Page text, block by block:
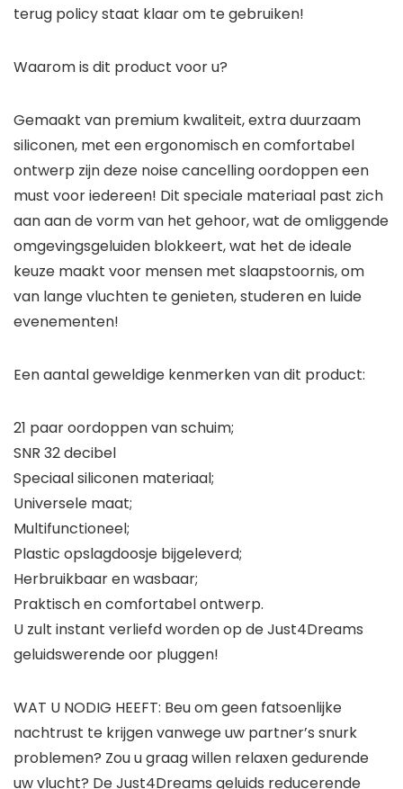
terug policy staat klaar om te gebruiken!
Waarom is dit product voor u?
Gemaakt van premium kwaliteit, extra duurzaam
siliconen, met een ergonomisch en comfortabel
ontwerp zijn deze noise cancelling oordoppen een
must voor iedereen! Dit speciale materiaal past zich
aan aan de vorm van het gehoor, wat de omliggende
omgevingsgeluiden blokkeert, wat het de ideale
keuze maakt voor mensen met slaapstoornis, om
van lange vluchten te genieten, studeren en luide
evenementen!
Een aantal geweldige kenmerken van dit product:
21 paar oordoppen van schuim;
SNR 32 decibel
Speciaal siliconen materiaal;
Universele maat;
Multifunctioneel;
Plastic opslagdoosje bijgeleverd;
Herbruikbaar en wasbaar;
Praktisch en comfortabel ontwerp.
U zult instant verliefd worden op de Just4Dreams
geluidswerende oor pluggen!
WAT U NODIG HEEFT: Beu om geen fatsoenlijke
nachtrust te krijgen vanwege uw partner’s snurk
problemen? Zou u graag willen relaxen gedurende
uw vlucht? De Just4Dreams geluids reducerende